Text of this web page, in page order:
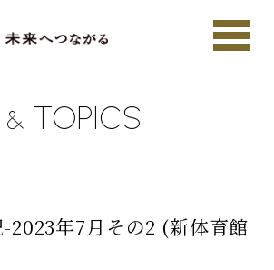
& TOPICS
2023年7月その2 (新体育館